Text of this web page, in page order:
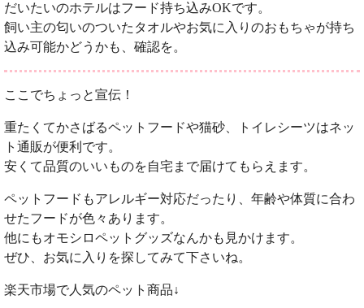
だいたいのホテルはフード持ち込みOKです。
飼い主の匂いのついたタオルやお気に入りのおもちゃが持ち
込み可能かどうかも、確認を。
ここでちょっと宣伝！
重たくてかさばるペットフードや猫砂、トイレシーツはネッ
ト通販が便利です。
安くて品質のいいものを自宅まで届けてもらえます。
ペットフードもアレルギー対応だったり、年齢や体質に合わ
せたフードが色々あります。
他にもオモシロペットグッズなんかも見かけます。
ぜひ、お気に入りを探してみて下さいね。
楽天市場で人気のペット商品↓